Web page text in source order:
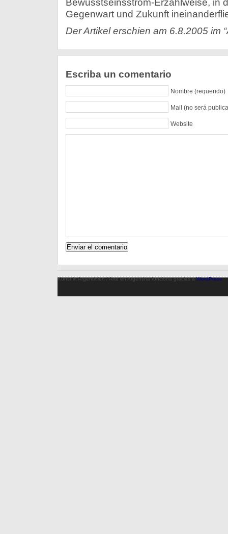
Bewusstseinsstrom-Erzählweise, in
Gegenwart und Zukunft
Der Artikel erschien am 6.8.2005 im
Escriba un comentario
Nombre (requerido)
Mail (no será
Website
Kunst in Argentinien / Arte en Argentina funciona gracias aWordPress